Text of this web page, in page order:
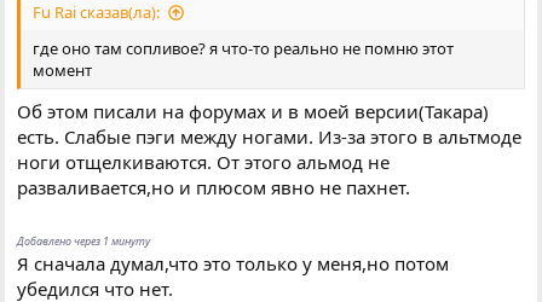
Fu Rai сказав(ла):
где оно там сопливое? я что-то реально не помню этот
момент
Об этом писали на форумах и в моей версии(Такара)
есть. Слабые пэги между ногами. Из-за этого в альтмоде
ноги отщелкиваются. От этого альмод не
разваливается,но и плюсом явно не пахнет.
Добавлено через 1 минуту
Я сначала думал,что это только у меня,но потом
убедился что нет.